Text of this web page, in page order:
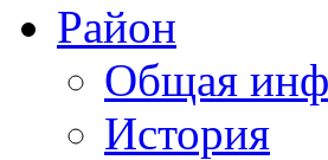
Район
Общая
История